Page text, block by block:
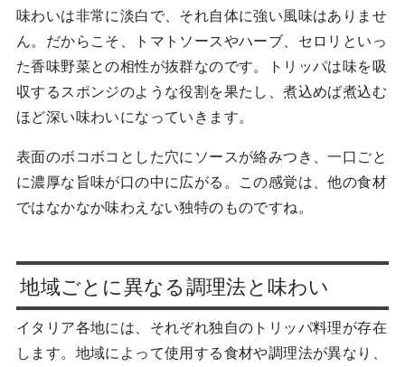
味わいは非常に淡白で、それ自体に強い風味はありませ
ん。だからこそ、トマトソースやハーブ、セロリといっ
た香味野菜との相性が抜群なのです。トリッパは味を吸
収するスポンジのような役割を果たし、煮込めば煮込む
ほど深い味わいになっていきます。
表面のボコボコとした穴にソースが絡みつき、一口ごと
に濃厚な旨味が口の中に広がる。この感覚は、他の食材
ではなかなか味わえない独特のものですね。
地域ごとに異なる調理法と味わい
イタリア各地には、それぞれ独自のトリッパ料理が存在
します。地域によって使用する食材や調理法が異なり、